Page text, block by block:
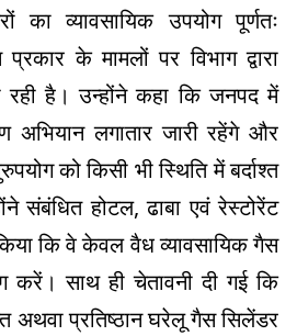
व्यावसायिक उपयोग पूर्णतः
के मामलों पर विभाग द्वारा
रही है। उन्होंने कहा कि जनपद में
अभियान लगातार जारी रहेंगे और
को किसी भी स्थिति में बर्दाश्त
संबंधित होटल, ढाबा एवं रेस्टोरेंट
कि वे केवल वैध व्यावसायिक गैस
करें। साथ ही चेतावनी दी गई कि
अथवा प्रतिष्ठान घरेलू गैस सिलेंडर